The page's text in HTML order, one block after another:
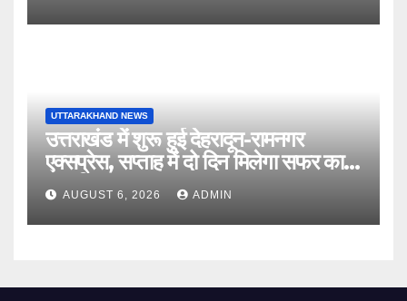
UTTARAKHAND NEWS
उत्तराखंड में शुरू हुई देहरादून-रामनगर
एक्सप्रेस, सप्ताह में दो दिन मिलेगा सफर का
नया विकल्प
AUGUST 6, 2026 ADMIN